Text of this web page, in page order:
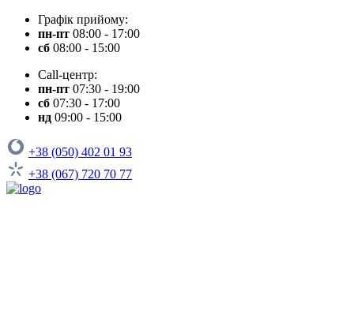
Графік прийому:
пн-пт 08:00 - 17:00
сб 08:00 - 15:00
Call-центр:
пн-пт 07:30 - 19:00
сб 07:30 - 17:00
нд 09:00 - 15:00
+38 (050) 402 01 93
+38 (067) 720 70 77